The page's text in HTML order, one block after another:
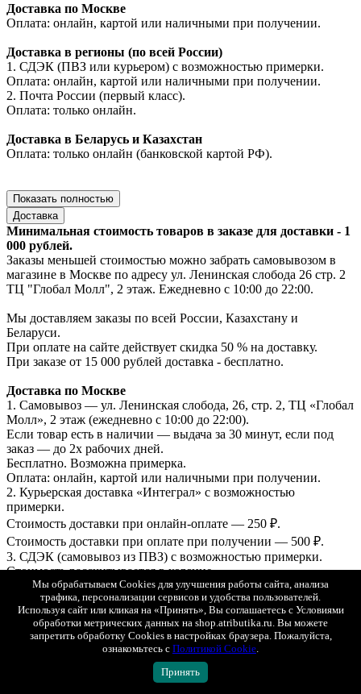
Доставка по Москве
Оплата: онлайн, картой или наличными при получении.
Доставка в регионы (по всей России)
1. СДЭК (ПВЗ или курьером) с возможностью примерки.
Оплата: онлайн, картой или наличными при получении.
2. Почта России (первый класс).
Оплата: только онлайн.
Доставка в Беларусь и Казахстан
Оплата: только онлайн (банковской картой РФ).
Показать полностью
Доставка
Минимальная стоимость товаров в заказе для доставки - 1
000 рублей.
Заказы меньшей стоимостью можно забрать самовывозом в
магазине в Москве по адресу ул. Ленинская слобода 26 стр. 2
ТЦ "Глобал Молл", 2 этаж. Ежедневно с 10:00 до 22:00.
Мы доставляем заказы по всей России, Казахстану и
Беларуси.
При оплате на сайте действует скидка 50 % на доставку.
При заказе от 15 000 рублей доставка - бесплатно.
Доставка по Москве
1. Самовывоз — ул. Ленинская слобода, 26, стр. 2, ТЦ «Глобал
Молл», 2 этаж (ежедневно с 10:00 до 22:00).
Если товар есть в наличии — выдача за 30 минут, если под
заказ — до 2х рабочих дней.
Бесплатно. Возможна примерка.
Оплата: онлайн, картой или наличными при получении.
2. Курьерская доставка «Интеграл» с возможностью
примерки.
Стоимость доставки при онлайн-оплате — 250 ₽.
Стоимость доставки при оплате при получении — 500 ₽.
3. СДЭК (самовывоз из ПВЗ) с возможностью примерки.
Стоимость рассчитывается в корзине.
Оплата онлайн или при получении.
Доставка в регионы (по всей России)
1. СДЭК (ПВЗ или курьером) с возможностью примерки.
2. Почта России (первый класс).
Отправка — в течение 1–2 рабочих дней. Стоимость и сроки
рассчитываются автоматически в корзине.
Мы обрабатываем Cookies для улучшения работы сайта, анализа
трафика, персонализации сервисов и удобства пользователей.
Используя сайт или кликая на «Принять», Вы соглашаетесь с Условиями
обработки метрических данных на shop.atributika.ru. Вы можете
запретить обработку Cookies в настройках браузера. Пожалуйста,
ознакомьтесь с Политикой Cookie.
Принять